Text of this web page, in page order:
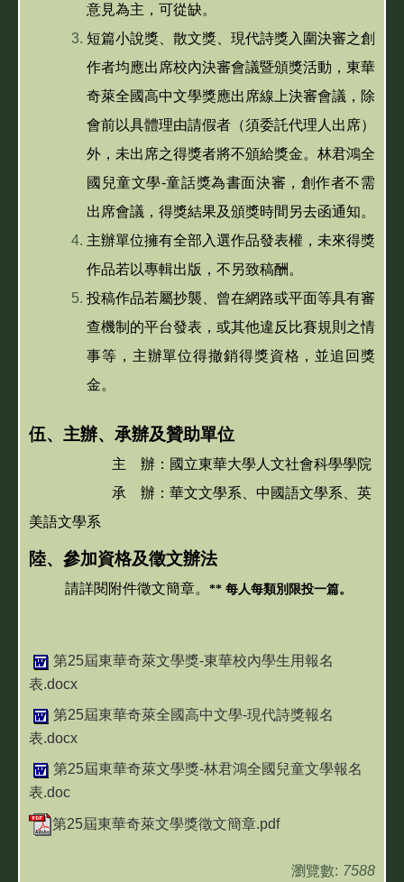
意見為主，可從缺。
短篇小說獎、散文獎、現代詩獎入圍決審之創
作者均應出席校內決審會議暨頒獎活動，東華
奇萊全國高中文學獎應出席線上決審會議，除
會前以具體理由請假者（須委託代理人出席）
外，未出席之得獎者將不頒給獎金。林君鴻全
國兒童文學-童話獎為書面決審，創作者不需
出席會議，得獎結果及頒獎時間另去函通知。
主辦單位擁有全部入選作品發表權，未來得獎
作品若以專輯出版，不另致稿酬。
投稿作品若屬抄襲、曾在網路或平面等具有審
查機制的平台發表，或其他違反比賽規則之情
事等，主辦單位得撤銷得獎資格，並追回獎
金。
伍、主辦、承辦及贊助單位
主 辦：國立東華大學人文社會科學學院
承 辦：華文文學系、中國語文學系 、英
美語文學系
陸、參加資格及徵文辦法
請詳閱附件徵文簡章。 ** 每人每類別限投一篇。
第25屆東華奇萊文學獎-東華校內學生用報名
表.docx
第25屆東華奇萊全國高中文學-現代詩獎報名
表.docx
第25屆東華奇萊文學獎-林君鴻全國兒童文學報名
表.doc
第25屆東華奇萊文學獎徵文簡章.pdf
瀏覽數: 7588